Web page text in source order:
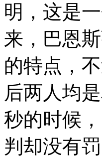
明，这是
来，巴恩
的特点，
后两人均
秒的时候
判却没有